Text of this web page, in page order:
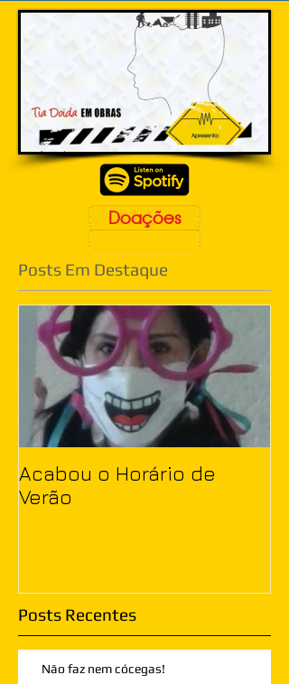
Doações
Posts Em Destaque
Acabou o Horário de
Verão
Posts Recentes
Não faz nem cócegas!